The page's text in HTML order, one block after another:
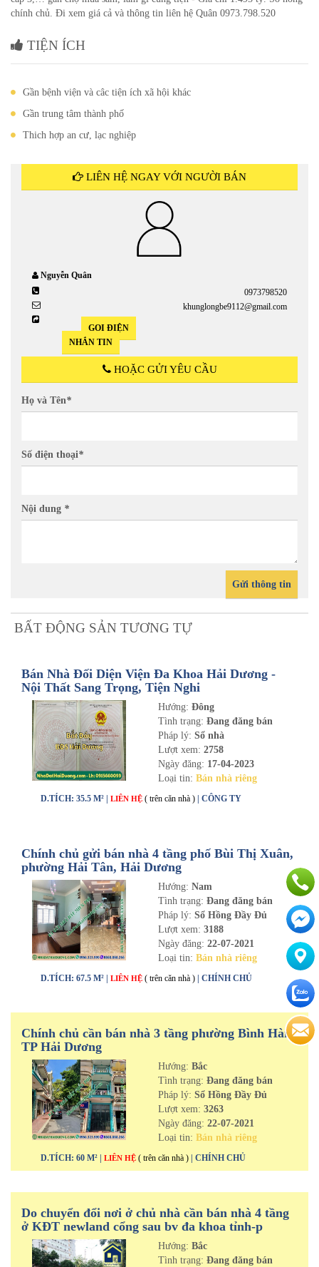
chính chủ. Đi xem giá cả và thông tin liên hệ Quân 0973.798.520
TIỆN ÍCH
Gần bệnh viện và câc tiện ích xã hội khác
Gần trung tâm thành phố
Thich hợp an cư, lạc nghiệp
LIÊN HỆ NGAY VỚI NGƯỜI BÁN
Nguyễn Quân
0973798520
khunglongbe9112@gmail.com
GỌI ĐIỆN
NHẮN TIN
HOẶC GỬI YÊU CẦU
Họ và Tên*
Số điện thoại*
Nội dung *
Gửi thông tin
BẤT ĐỘNG SẢN TƯƠNG TỰ
Bán Nhà Đối Diện Viện Đa Khoa Hải Dương -
Nội Thất Sang Trọng, Tiện Nghi
Hướng: Đông
Tình trạng: Đang đăng bán
Pháp lý: Sổ nhà
Lượt xem: 2758
Ngày đăng: 17-04-2023
Loại tin: Bán nhà riêng
D.TÍCH: 35.5 M² | LIÊN HỆ ( trên căn nhà ) | CÔNG TY
Chính chủ gửi bán nhà 4 tầng phố Bùi Thị Xuân,
phường Hải Tân, Hải Dương
Hướng: Nam
Tình trạng: Đang đăng bán
Pháp lý: Sổ Hồng Đầy Đủ
Lượt xem: 3188
Ngày đăng: 22-07-2021
Loại tin: Bán nhà riêng
D.TÍCH: 67.5 M² | LIÊN HỆ ( trên căn nhà ) | CHÍNH CHỦ
Chính chủ cần bán nhà 3 tầng phường Bình Hàn
TP Hải Dương
Hướng: Bắc
Tình trạng: Đang đăng bán
Pháp lý: Sổ Hồng Đầy Đủ
Lượt xem: 3263
Ngày đăng: 22-07-2021
Loại tin: Bán nhà riêng
D.TÍCH: 60 M² | LIÊN HỆ ( trên căn nhà ) | CHÍNH CHỦ
Do chuyển đổi nơi ở chủ nhà cần bán nhà 4 tầng
ở KĐT newland cổng sau bv đa khoa tỉnh-p
Thanh Bình-tp Hải DươngHướng: Bắc
Tình trạng: Đang đăng bán